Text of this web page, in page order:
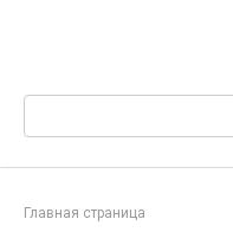
Поиск:
Главная страница